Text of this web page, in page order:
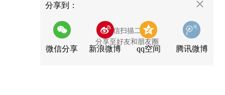
分享到：
微信分享
用微信扫描二维码
分享至好友和朋友圈
新浪微博 qq空间 腾讯微博